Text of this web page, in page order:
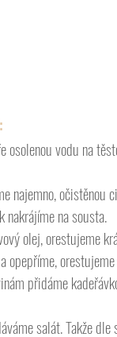
osolenou vodu na
najemno, očistěnou
nakrájíme na sousta.
olej, orestujeme
opepříme,
přidáme
salát. Takže